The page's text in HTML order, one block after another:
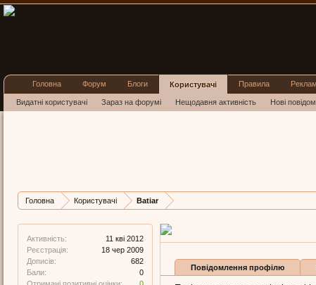
Головна Користувачі Batiar
Активність:
11 кві 2012
Реєстрація:
18 чер 2009
Дописів:
682
Бали:
0
Дописів
Карма Бали
Повідомлення профілю
Головна Форум Блоги Користувачі
Видатні користувачі Зараз на форумі Нещодавня активність Нові
Правила